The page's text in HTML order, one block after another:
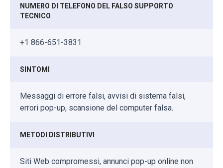
NUMERO DI TELEFONO DEL FALSO SUPPORTO
TECNICO
+1 866-651-3831
SINTOMI
Messaggi di errore falsi, avvisi di sistema falsi,
errori pop-up, scansione del computer falsa.
METODI DISTRIBUTIVI
Siti Web compromessi, annunci pop-up online non